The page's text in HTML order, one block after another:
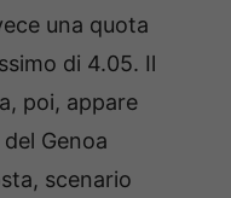
una quota
di 4.05. Il
poi, appare
Genoa
scenario